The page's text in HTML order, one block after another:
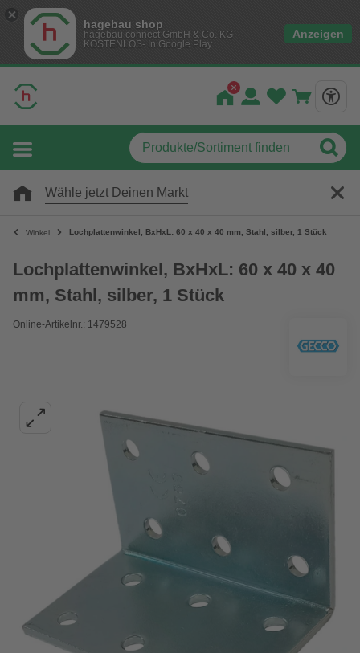
hagebau shop
hagebau connect GmbH & Co. KG
KOSTENLOS- In Google Play
Anzeigen
Wähle jetzt Deinen Markt
Winkel Lochplattenwinkel, BxHxL: 60 x 40 x 40 mm, Stahl, silber, 1 Stück
Lochplattenwinkel, BxHxL: 60 x 40 x 40
mm, Stahl, silber, 1 Stück
Online-Artikelnr.: 1479528